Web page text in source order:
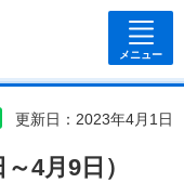
メニュー
更新日：2023年4月1日
4月9日）